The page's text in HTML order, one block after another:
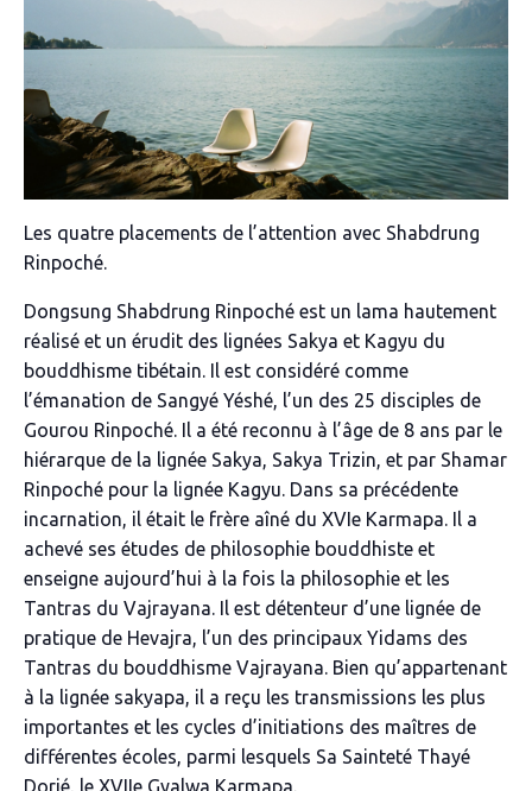
Les quatre placements de l’attention avec Shabdrung
Rinpoché.
Dongsung Shabdrung Rinpoché est un lama hautement
réalisé et un érudit des lignées Sakya et Kagyu du
bouddhisme tibétain. Il est considéré comme
l’émanation de Sangyé Yéshé, l’un des 25 disciples de
Gourou Rinpoché. Il a été reconnu à l’âge de 8 ans par le
hiérarque de la lignée Sakya, Sakya Trizin, et par Shamar
Rinpoché pour la lignée Kagyu. Dans sa précédente
incarnation, il était le frère aîné du XVIe Karmapa. Il a
achevé ses études de philosophie bouddhiste et
enseigne aujourd’hui à la fois la philosophie et les
Tantras du Vajrayana. Il est détenteur d’une lignée de
pratique de Hevajra, l’un des principaux Yidams des
Tantras du bouddhisme Vajrayana. Bien qu’appartenant
à la lignée sakyapa, il a reçu les transmissions les plus
importantes et les cycles d’initiations des maîtres de
différentes écoles, parmi lesquels Sa Sainteté Thayé
Dorjé, le XVIIe Gyalwa Karmapa.